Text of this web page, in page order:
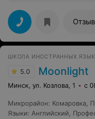
одни из лучших курсов в
они это делают, но
респект руководителям
удачи в их деле.)
ШКОЛА ИНОСТРАННЫХ
5.0 Moonlight
Минск, ул. Козлова, 1 с
Микрорайон: Комаровка,
Языки: Английский,